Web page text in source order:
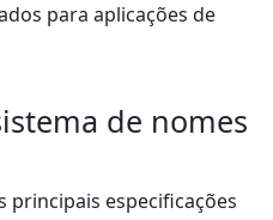
para aplicações de
de nomes
principais especificações